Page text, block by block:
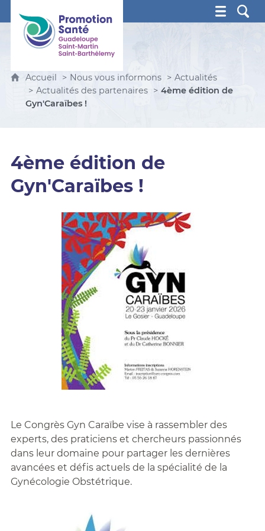
Promotion Santé Guadeloupe, Saint-Martin, Saint
Accueil Nous vous informons
Actualités
Actualités des partenaires
4ème édition de
Gyn'Caraïbes !
4ème édition de
Gyn'Caraïbes !
Le Congrès Gyn Caraïbe vise à rassembler des
experts, des praticiens et chercheurs passionnés
dans leur domaine pour partager les dernières
avancées et défis actuels de la spécialité de la
Gynécologie Obstétrique.